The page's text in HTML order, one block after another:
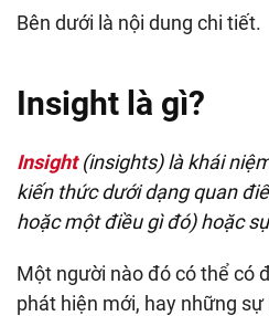
Bên dưới là nội dung chi tiết.
Insight là gì?
Insight(insights) là khái
kiến thức dưới dạng quan
hoặc một điều gì đó) hoặc
Một người nào đó có thể có
phát hiện mới, hay những